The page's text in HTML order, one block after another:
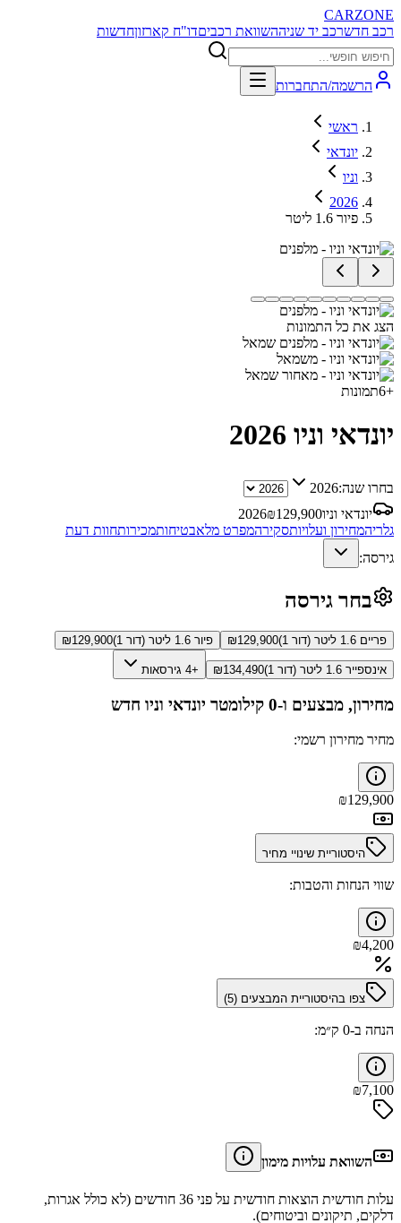
CARZONE
רכב חדשרכב יד שניההשוואת רכביםדו"ח קארזוןחדשות
הרשמה/התחברות
ראשי
יונדאי
וניו
2026
פיור 1.6 ליטר
הצג את כל התמונות
+
6תמונות
יונדאי וניו 2026
בחרו שנה:2026
יונדאי וניו
2026₪129,900
גלריהמחירון ועלויותסקירהמפרט מלאבטיחותמכירותחוות דעת
גירסה:
בחר גירסה
פריים 1.6 ליטר (דור 1) ₪129,900 פיור 1.6 ליטר (דור 1) ₪129,900
אינספייר 1.6 ליטר (דור 1) ₪134,490 +4 גירסאות
מחירון, מבצעים ו-0 קילומטר יונדאי וניו חדש
מחיר מחירון רשמי:
₪129,900
היסטוריית שינויי מחיר
שווי הנחות והטבות:
₪4,200
צפו בהיסטוריית המבצעים (5
)
הנחה ב-0 ק״מ:
₪7,100
השוואת עלויות מימון
עלות חודשית הוצאות חודשית על פני 36 חודשים (לא כולל אגרות,
דלקים, תיקונים וביטוחים).